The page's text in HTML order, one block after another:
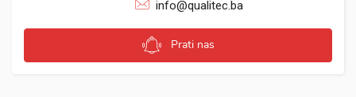
info@qualitec.ba
Prati nas